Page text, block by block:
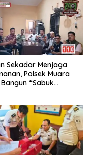
Sekadar Menjaga
Polsek Muara
“Sabuk